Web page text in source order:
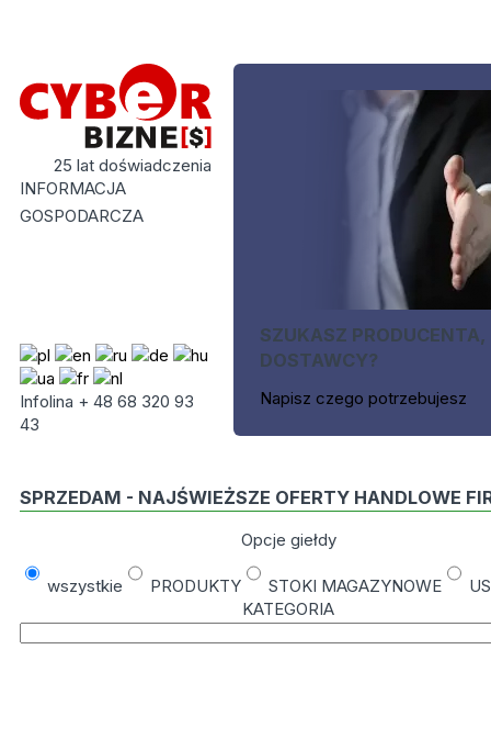
25 lat doświadczenia
INFORMACJA
GOSPODARCZA
Infolina + 48 68 320 93
43
SZUKASZ PRODUCENTA,
DOSTAWCY?
Napisz czego potrzebujesz
SPRZEDAM - NAJŚWIEŻSZE OFERTY HANDLOWE
Opcje giełdy
wszystkie PRODUKTY STOKI MAGAZYNOWE
KATEGORIA